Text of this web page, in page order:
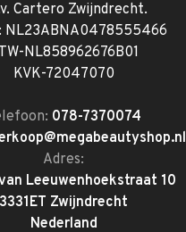
Cartero Zwijndrecht.
NL23ABNA0478555466
NL858962676B01
KVK-72047070
078-7370074
Adres:
Leeuwenhoekstraat 10
3331ET Zwijndrecht
Nederland